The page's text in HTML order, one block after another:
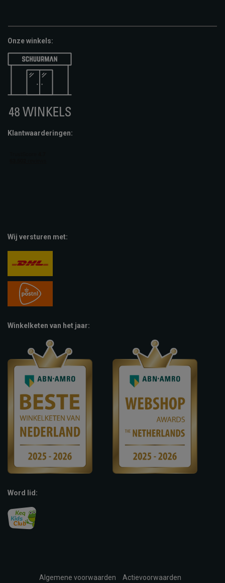
Onze winkels:
Klantwaarderingen:
Wij versturen met:
Winkelketen van het jaar:
Word lid:
Algemene voorwaarden Actievoorwaarden